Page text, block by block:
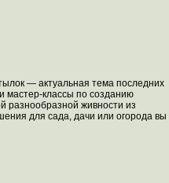
— актуальная тема последних
мастер-классы по созданию
разнообразной живности из
для сада, дачи или огорода вы